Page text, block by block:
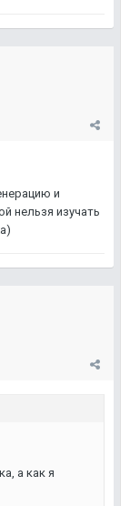
и
нельзя изучать
а как я